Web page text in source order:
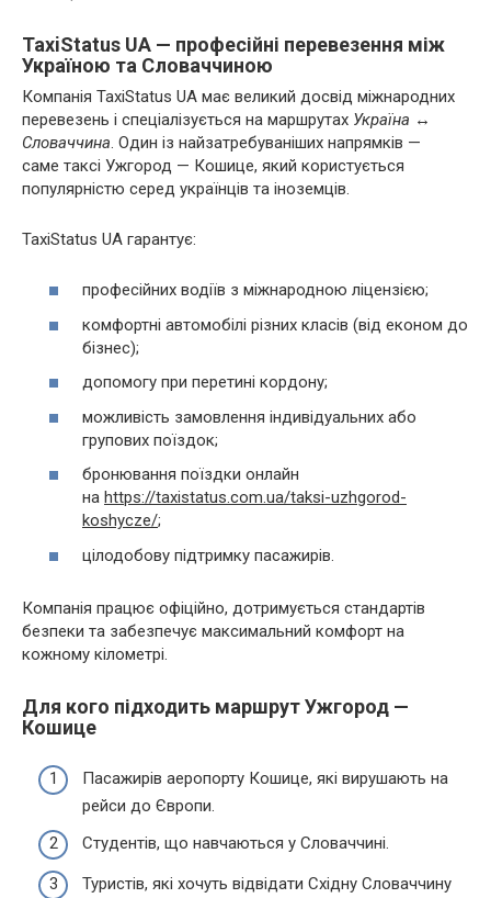
TaxiStatus UA — професійні перевезення між
Україною та Словаччиною
Компанія TaxiStatus UA має великий досвід міжнародних
перевезень і спеціалізується на маршрутах Україна ↔
Словаччина. Один із найзатребуваніших напрямків —
саме таксі Ужгород — Кошице, який користується
популярністю серед українців та іноземців.
TaxiStatus UA гарантує:
професійних водіїв з міжнародною ліцензією;
комфортні автомобілі різних класів (від економ до
бізнес);
допомогу при перетині кордону;
можливість замовлення індивідуальних або
групових поїздок;
бронювання поїздки онлайн
на https://taxistatus.com.ua/taksi-uzhgorod-
koshycze/;
цілодобову підтримку пасажирів.
Компанія працює офіційно, дотримується стандартів
безпеки та забезпечує максимальний комфорт на
кожному кілометрі.
Для кого підходить маршрут Ужгород —
Кошице
Пасажирів аеропорту Кошице, які вирушають на
рейси до Європи.
Студентів, що навчаються у Словаччині.
Туристів, які хочуть відвідати Східну Словаччину